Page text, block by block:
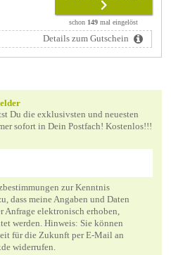
schon 149 mal eingelöst
Details zum Gutschein
Du die exklusivsten und neuesten
sofort in Dein Postfach! Kostenlos!!!
zur Kenntnis
dass meine Angaben und Daten
Anfrage elektronisch erhoben,
werden. Hinweis: Sie können
für die Zukunft per E-Mail an
widerrufen.